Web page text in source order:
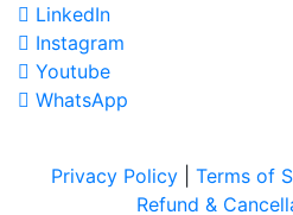
LinkedIn
Instagram
Youtube
WhatsApp
Privacy Policy Terms of
Refund &